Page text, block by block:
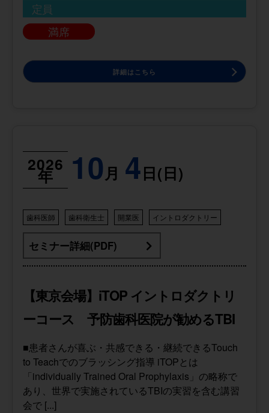
定員
満席
詳細はこちら
2026
年 10月 4日(日)
歯科医師 歯科衛生士 開業医 イントロダクトリー
セミナー詳細(PDF)
【東京会場】iTOP イントロダクトリ
ーコース 予防歯科医院が勧めるTBI
■患者さんが喜ぶ・共感できる・継続できるTouch
to Teachでのブラッシング指導 iTOPとは
「individually Trained Oral Prophylaxis」の略称で
あり、世界で実施されているTBIの実習を含む講習
会で [...]